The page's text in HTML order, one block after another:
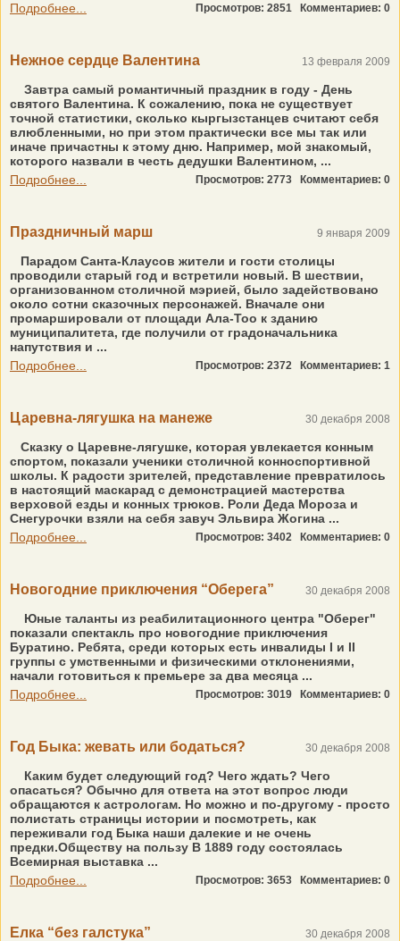
Подробнее...
Просмотров: 2851 Комментариев: 0
Нежное сердце Валентина 13 февраля 2009
Завтра самый романтичный праздник в году - День
святого Валентина. К сожалению, пока не существует
точной статистики, сколько кыргызстанцев считают себя
влюбленными, но при этом практически все мы так или
иначе причастны к этому дню. Например, мой знакомый,
которого назвали в честь дедушки Валентином, ...
Подробнее...
Просмотров: 2773 Комментариев: 0
Праздничный марш 9 января 2009
Парадом Санта-Клаусов жители и гости столицы
проводили старый год и встретили новый. В шествии,
организованном столичной мэрией, было задействовано
около сотни сказочных персонажей. Вначале они
промаршировали от площади Ала-Тоо к зданию
муниципалитета, где получили от градоначальника
напутствия и ...
Подробнее...
Просмотров: 2372 Комментариев: 1
Царевна-лягушка на манеже 30 декабря 2008
Сказку о Царевне-лягушке, которая увлекается конным
спортом, показали ученики столичной конноспортивной
школы. К радости зрителей, представление превратилось
в настоящий маскарад с демонстрацией мастерства
верховой езды и конных трюков. Роли Деда Мороза и
Снегурочки взяли на себя завуч Эльвира Жогина ...
Подробнее...
Просмотров: 3402 Комментариев: 0
Новогодние приключения “Оберега” 30 декабря 2008
Юные таланты из реабилитационного центра "Оберег"
показали спектакль про новогодние приключения
Буратино. Ребята, среди которых есть инвалиды I и II
группы с умственными и физическими отклонениями,
начали готовиться к премьере за два месяца ...
Подробнее...
Просмотров: 3019 Комментариев: 0
Год Быка: жевать или бодаться? 30 декабря 2008
Каким будет следующий год? Чего ждать? Чего
опасаться? Обычно для ответа на этот вопрос люди
обращаются к астрологам. Но можно и по-другому - просто
полистать страницы истории и посмотреть, как
переживали год Быка наши далекие и не очень
предки.Обществу на пользу В 1889 году состоялась
Всемирная выставка ...
Подробнее...
Просмотров: 3653 Комментариев: 0
Елка “без галстука” 30 декабря 2008